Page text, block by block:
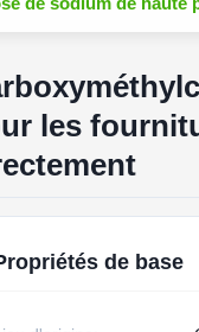
les
de base